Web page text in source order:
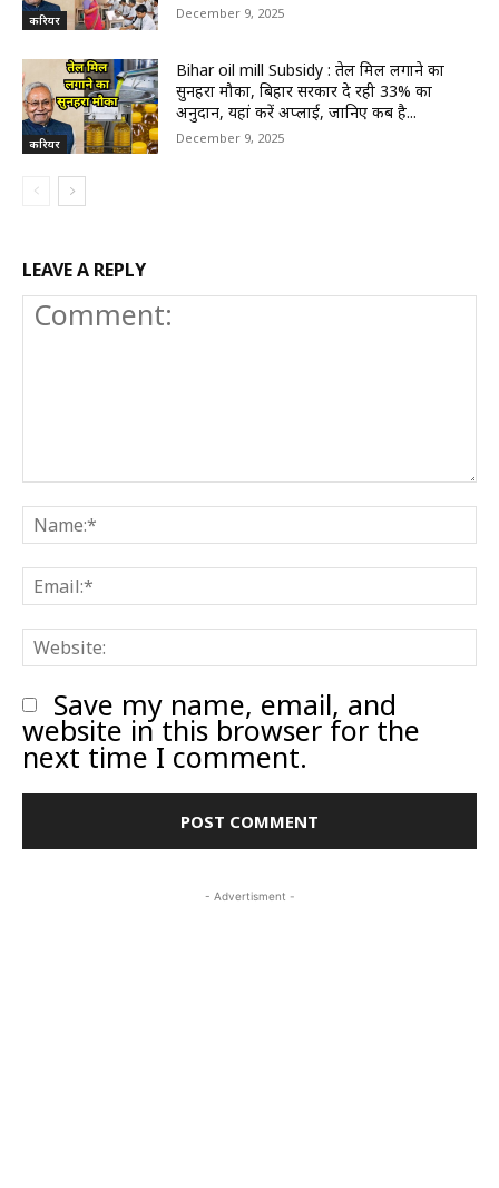
करियर December 9, 2025
करियर
Bihar oil mill Subsidy : तेल मिल लगाने का
सुनहरा मौका, बिहार सरकार दे रही 33% का
अनुदान, यहां करें अप्लाई, जानिए कब है...
December 9, 2025
LEAVE A REPLY
Comment:
Save my name, email, and
website in this browser for the
next time I comment.
- Advertisment -